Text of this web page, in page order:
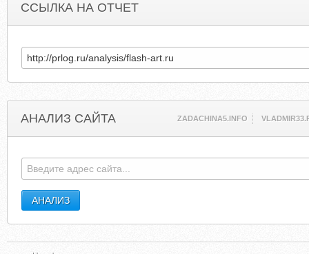
ССЫЛКА НА ОТЧЕТ
АНАЛИЗ САЙТА ZADACHINA5.INFO